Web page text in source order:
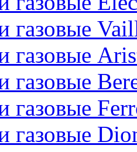
газовые
газовые
газовые
газовые
газовые